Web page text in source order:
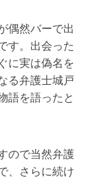
偶然バーで出
す。出会った
に実は偽名を
る弁護士城戸
語を語ったと
ので当然弁護
、さらに続け